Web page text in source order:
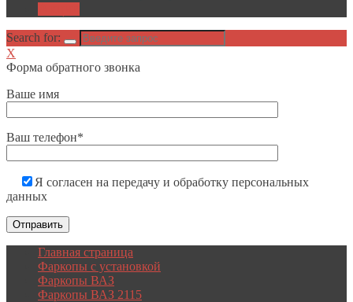
Search for:
X
Форма обратного звонка
Ваше имя
Ваш телефон*
Я согласен на передачу и обработку персональных
данных
Главная страница
Фаркопы с установкой
Фаркопы ВАЗ
Фаркопы ВАЗ 2115